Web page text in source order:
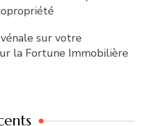
sur votre
la Fortune Immobilière